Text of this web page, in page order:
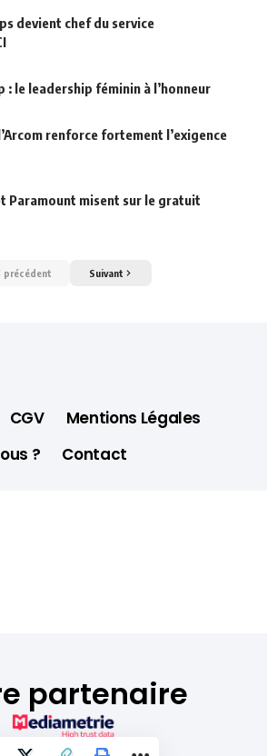
devient chef du service
: le leadership féminin à l’honneur
renforce fortement l’exigence
Paramount misent sur le gratuit
précédent Suivant
CGV
Mentions Légales
?
Contact
partenaire